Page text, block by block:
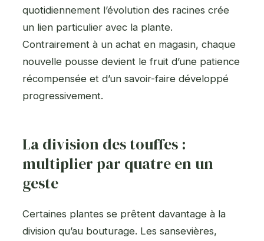
quotidiennement l’évolution des racines crée
un lien particulier avec la plante.
Contrairement à un achat en magasin, chaque
nouvelle pousse devient le fruit d’une patience
récompensée et d’un savoir-faire développé
progressivement.
La division des touffes :
multiplier par quatre en un
geste
Certaines plantes se prêtent davantage à la
division qu’au bouturage. Les sansevières,